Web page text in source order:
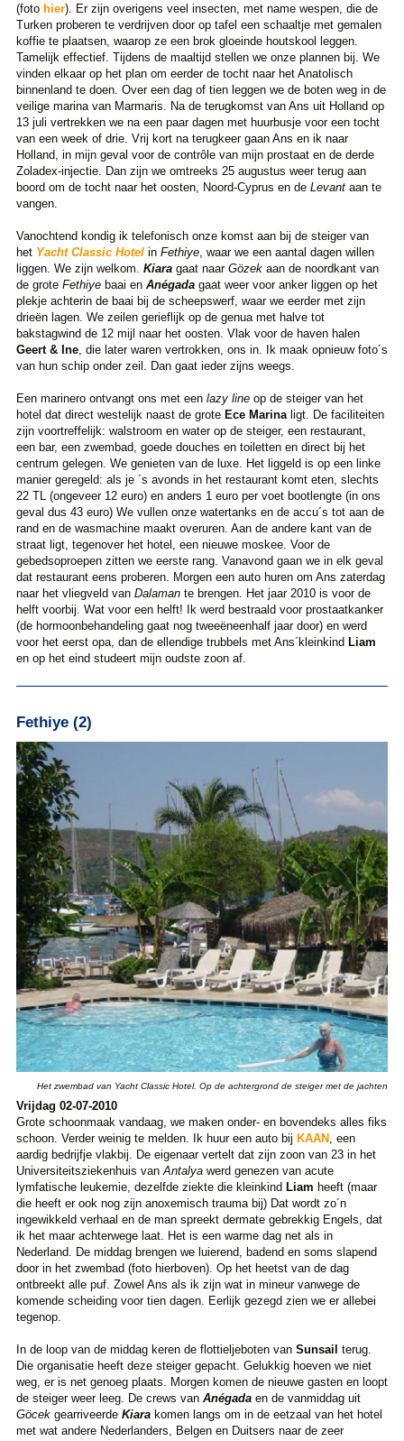
(foto hier). Er zijn overigens veel insecten, met name wespen, die de
Turken proberen te verdrijven door op tafel een schaaltje met gemalen
koffie te plaatsen, waarop ze een brok gloeinde houtskool leggen.
Tamelijk effectief. Tijdens de maaltijd stellen we onze plannen bij. We
vinden elkaar op het plan om eerder de tocht naar het Anatolisch
binnenland te doen. Over een dag of tien leggen we de boten weg in de
veilige marina van Marmaris. Na de terugkomst van Ans uit Holland op
13 juli vertrekken we na een paar dagen met huurbusje voor een tocht
van een week of drie. Vrij kort na terugkeer gaan Ans en ik naar
Holland, in mijn geval voor de contrôle van mijn prostaat en de derde
Zoladex-injectie. Dan zijn we omtreeks 25 augustus weer terug aan
boord om de tocht naar het oosten, Noord-Cyprus en de Levantaan te
vangen.
Vanochtend kondig ik telefonisch onze komst aan bij de steiger van
het Yacht Classic Hotelin Fethiye, waar we een aantal dagen willen
liggen. We zijn welkom. Kiaragaat naar Gözekaan de noordkant van
de grote Fethiyebaai en Anégadagaat weer voor anker liggen op het
plekje achterin de baai bij de scheepswerf, waar we eerder met zijn
drieën lagen. We zeilen gerieflijk op de genua met halve tot
bakstagwind de 12 mijl naar het oosten. Vlak voor de haven halen
Geert & Ine, die later waren vertrokken, ons in. Ik maak opnieuw foto´s
van hun schip onder zeil. Dan gaat ieder zijns weegs.
Een marinero ontvangt ons met een lazy lineop de steiger van het
hotel dat direct westelijk naast de grote Ece Marinaligt. De faciliteiten
zijn voortreffelijk: walstroom en water op de steiger, een restaurant,
een bar, een zwembad, goede douches en toiletten en direct bij het
centrum gelegen. We genieten van de luxe. Het liggeld is op een linke
manier geregeld: als je ´s avonds in het restaurant komt eten, slechts
22 TL (ongeveer 12 euro) en anders 1 euro per voet bootlengte (in ons
geval dus 43 euro) We vullen onze watertanks en de accu´s tot aan de
rand en de wasmachine maakt overuren. Aan de andere kant van de
straat ligt, tegenover het hotel, een nieuwe moskee. Voor de
gebedsoproepen zitten we eerste rang. Vanavond gaan we in elk geval
dat restaurant eens proberen. Morgen een auto huren om Ans zaterdag
naar het vliegveld van Dalamante brengen. Het jaar 2010 is voor de
helft voorbij. Wat voor een helft! Ik werd bestraald voor prostaatkanker
(de hormoonbehandeling gaat nog tweeëneenhalf jaar door) en werd
voor het eerst opa, dan de ellendige trubbels met Ans´kleinkind Liam
en op het eind studeert mijn oudste zoon af.
Fethiye (2)
Het zwembad van Yacht Classic Hotel. Op de achtergrond de steiger met de jachten
Vrijdag 02-07-2010
Grote schoonmaak vandaag, we maken onder- en bovendeks alles fiks
schoon. Verder weinig te melden. Ik huur een auto bij KAAN, een
aardig bedrijfje vlakbij. De eigenaar vertelt dat zijn zoon van 23 in het
Universiteitsziekenhuis van Antalyawerd genezen van acute
lymfatische leukemie, dezelfde ziekte die kleinkind Liam heeft (maar
die heeft er ook nog zijn anoxemisch trauma bij) Dat wordt zo´n
ingewikkeld verhaal en de man spreekt dermate gebrekkig Engels, dat
ik het maar achterwege laat. Het is een warme dag net als in
Nederland. De middag brengen we luierend, badend en soms slapend
door in het zwembad (foto hierboven). Op het heetst van de dag
ontbreekt alle puf. Zowel Ans als ik zijn wat in mineur vanwege de
komende scheiding voor tien dagen. Eerlijk gezegd zien we er allebei
tegenop.
In de loop van de middag keren de flottieljeboten van Sunsail terug.
Die organisatie heeft deze steiger gepacht. Gelukkig hoeven we niet
weg, er is net genoeg plaats. Morgen komen de nieuwe gasten en loopt
de steiger weer leeg. De crews van Anégadaen de vanmiddag uit
Göcekgearriveerde Kiarakomen langs om in de eetzaal van het hotel
met wat andere Nederlanders, Belgen en Duitsers naar de zeer